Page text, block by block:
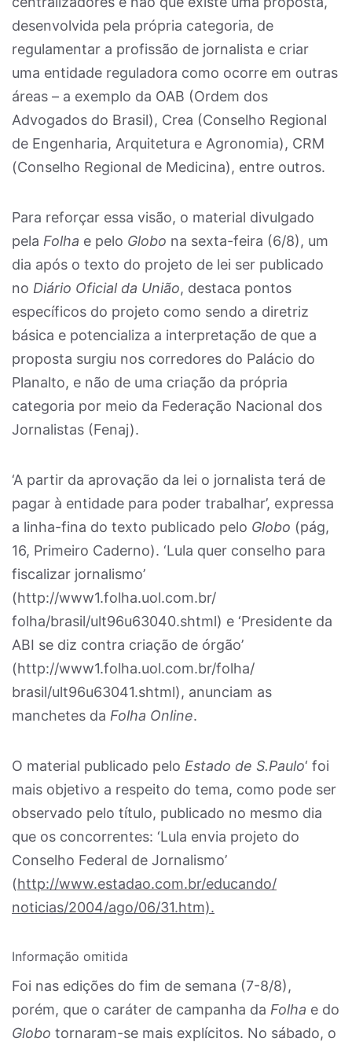
desenvolvida pela própria categoria, de
regulamentar a profissão de jornalista e criar
uma entidade reguladora como ocorre em outras
áreas – a exemplo da OAB (Ordem dos
Advogados do Brasil), Crea (Conselho Regional
de Engenharia, Arquitetura e Agronomia), CRM
(Conselho Regional de Medicina), entre outros.
Para reforçar essa visão, o material divulgado
pela Folha e pelo Globo na sexta-feira (6/8), um
dia após o texto do projeto de lei ser publicado
no Diário Oficial da União, destaca pontos
específicos do projeto como sendo a diretriz
básica e potencializa a interpretação de que a
proposta surgiu nos corredores do Palácio do
Planalto, e não de uma criação da própria
categoria por meio da Federação Nacional dos
Jornalistas (Fenaj).
‘A partir da aprovação da lei o jornalista terá de
pagar à entidade para poder trabalhar’, expressa
a linha-fina do texto publicado pelo Globo (pág,
16, Primeiro Caderno). ‘Lula quer conselho para
fiscalizar jornalismo’
(http://www1.folha.uol.com.br/
folha/brasil/ult96u63040.shtml) e ‘Presidente da
ABI se diz contra criação de órgão’
(http://www1.folha.uol.com.br/folha/
brasil/ult96u63041.shtml), anunciam as
manchetes da Folha Online.
O material publicado pelo Estado de S.Paulo‘ foi
mais objetivo a respeito do tema, como pode ser
observado pelo título, publicado no mesmo dia
que os concorrentes: ‘Lula envia projeto do
Conselho Federal de Jornalismo’
(http://www.estadao.com.br/educando/
noticias/2004/ago/06/31.htm).
Informação omitida
Foi nas edições do fim de semana (7-8/8),
porém, que o caráter de campanha da Folha e do
Globo tornaram-se mais explícitos. No sábado, o